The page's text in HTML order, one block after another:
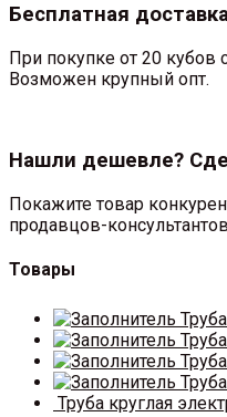
Бесплатная
При покупке от 20 кубов
Возможен крупный опт.
Нашли дешевле?
Покажите товар
продавцов-
Товары
Труба круглая